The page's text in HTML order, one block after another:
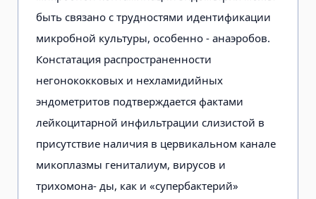
быть связано с трудностями идентификации
микробной культуры, особенно - анаэробов.
Констатация распространенности
негонококковых и нехламидийных
эндометритов подтверждается фактами
лейкоцитарной инфильтрации слизистой в
присутствие наличия в цервикальном канале
микоплазмы гениталиум, вирусов и
трихомона- ды, как и «супербактерий»